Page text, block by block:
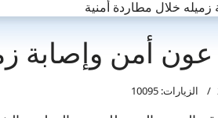
أمن وإصابة
الزيارات: 10095